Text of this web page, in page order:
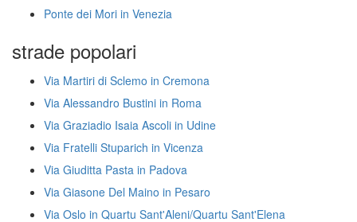
Ponte dei Mori in Venezia
strade popolari
Via Martiri di Sclemo in Cremona
Via Alessandro Bustini in Roma
Via Graziadio Isaia Ascoli in Udine
Via Fratelli Stuparich in Vicenza
Via Giuditta Pasta in Padova
Via Giasone Del Maino in Pesaro
Via Oslo in Quartu Sant'Aleni/Quartu Sant'Elena